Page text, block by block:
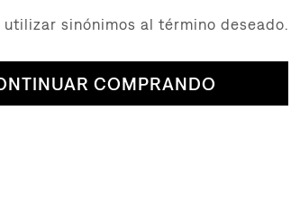
utilizar sinónimos al término deseado.
COMPRANDO